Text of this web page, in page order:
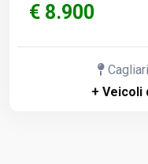
€ 8.900
+ Veicoli